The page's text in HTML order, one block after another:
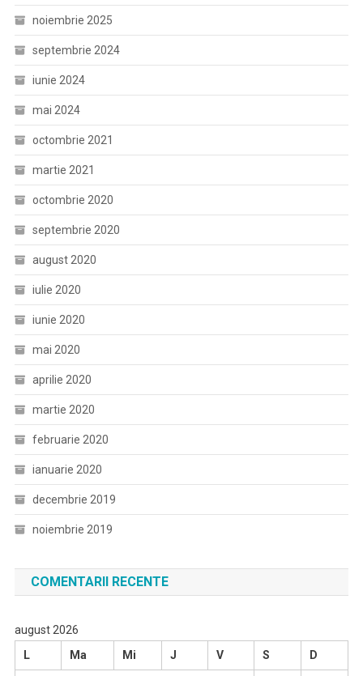
noiembrie 2025
septembrie 2024
iunie 2024
mai 2024
octombrie 2021
martie 2021
octombrie 2020
septembrie 2020
august 2020
iulie 2020
iunie 2020
mai 2020
aprilie 2020
martie 2020
februarie 2020
ianuarie 2020
decembrie 2019
noiembrie 2019
COMENTARII RECENTE
august 2026
L
Ma Mi J V S D